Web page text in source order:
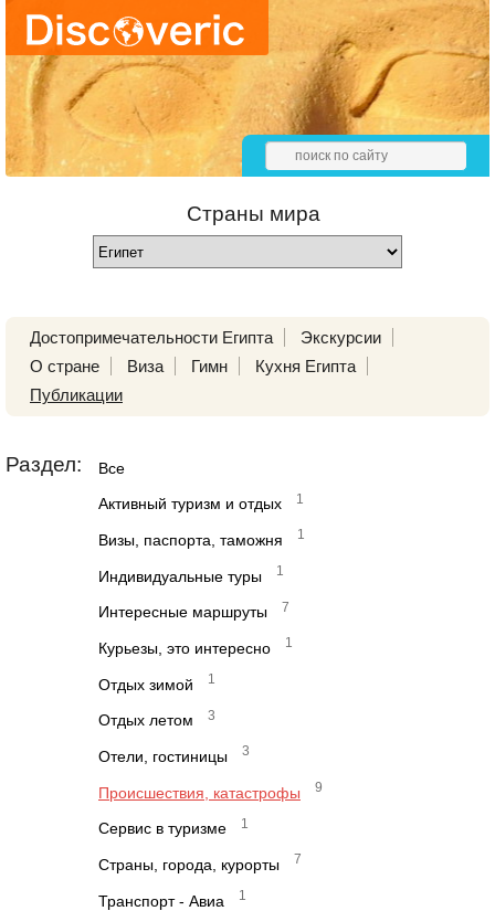
Страны мира
Достопримечательности Египта
Экскурсии
О стране
Виза Гимн
Кухня Египта
Публикации
Раздел: Все
Активный туризм и отдых 1
Визы, паспорта, таможня 1
Индивидуальные туры 1
Интересные маршруты 7
Курьезы, это интересно 1
Отдых зимой 1
Отдых летом 3
Отели, гостиницы 3
Происшествия, катастрофы 9
Сервис в туризме 1
Страны, города, курорты 7
Транспорт - Авиа 1